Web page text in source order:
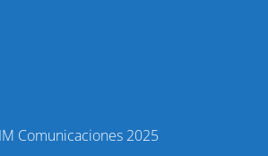
Comunicaciones 2025